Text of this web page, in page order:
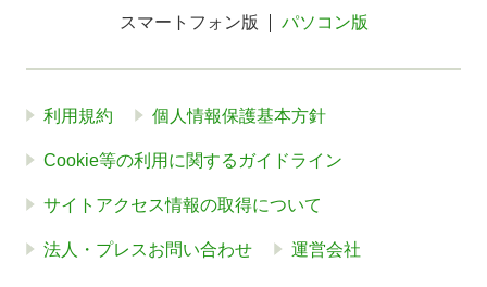
スマートフォン版 パソコン版
利用規約 個人情報保護基本方針
Cookie等の利用に関するガイドライン
サイトアクセス情報の取得について
法人・プレスお問い合わせ 運営会社